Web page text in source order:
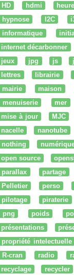
HD
hdmi
hypnose
I2C
informatique
internet décarbonner
jeux
jpg js
lettres
librairie
mairie
maison
menuiserie
mer
mise à jour
MJC
nacelle
nanotube
nothing
open source
parallax
partage
Pelletier
perso
pilotage
piraterie
png
poids
présentations
propriété intelectuelle
R-cran
radio
recyclage
recycler